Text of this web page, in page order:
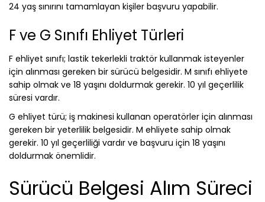
24 yaş sınırını tamamlayan kişiler başvuru yapabilir.
F ve G Sınıfı Ehliyet Türleri
F ehliyet sınıfı; lastik tekerlekli traktör kullanmak isteyenler
için alınması gereken bir sürücü belgesidir. M sınıfı ehliyete
sahip olmak ve 18 yaşını doldurmak gerekir. 10 yıl geçerlilik
süresi vardır.
G ehliyet türü; iş makinesi kullanan operatörler için alınması
gereken bir yeterlilik belgesidir. M ehliyete sahip olmak
gerekir. 10 yıl geçerliliği vardır ve başvuru için 18 yaşını
doldurmak önemlidir.
Sürücü Belgesi Alım Süreci